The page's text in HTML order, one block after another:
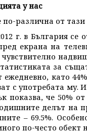
у нас
по-различна от
г. в България се
екрана на
за
ежедневно, като
с употребата му.
показва, че 50%
делът на
– 69.5%.
по-често обект